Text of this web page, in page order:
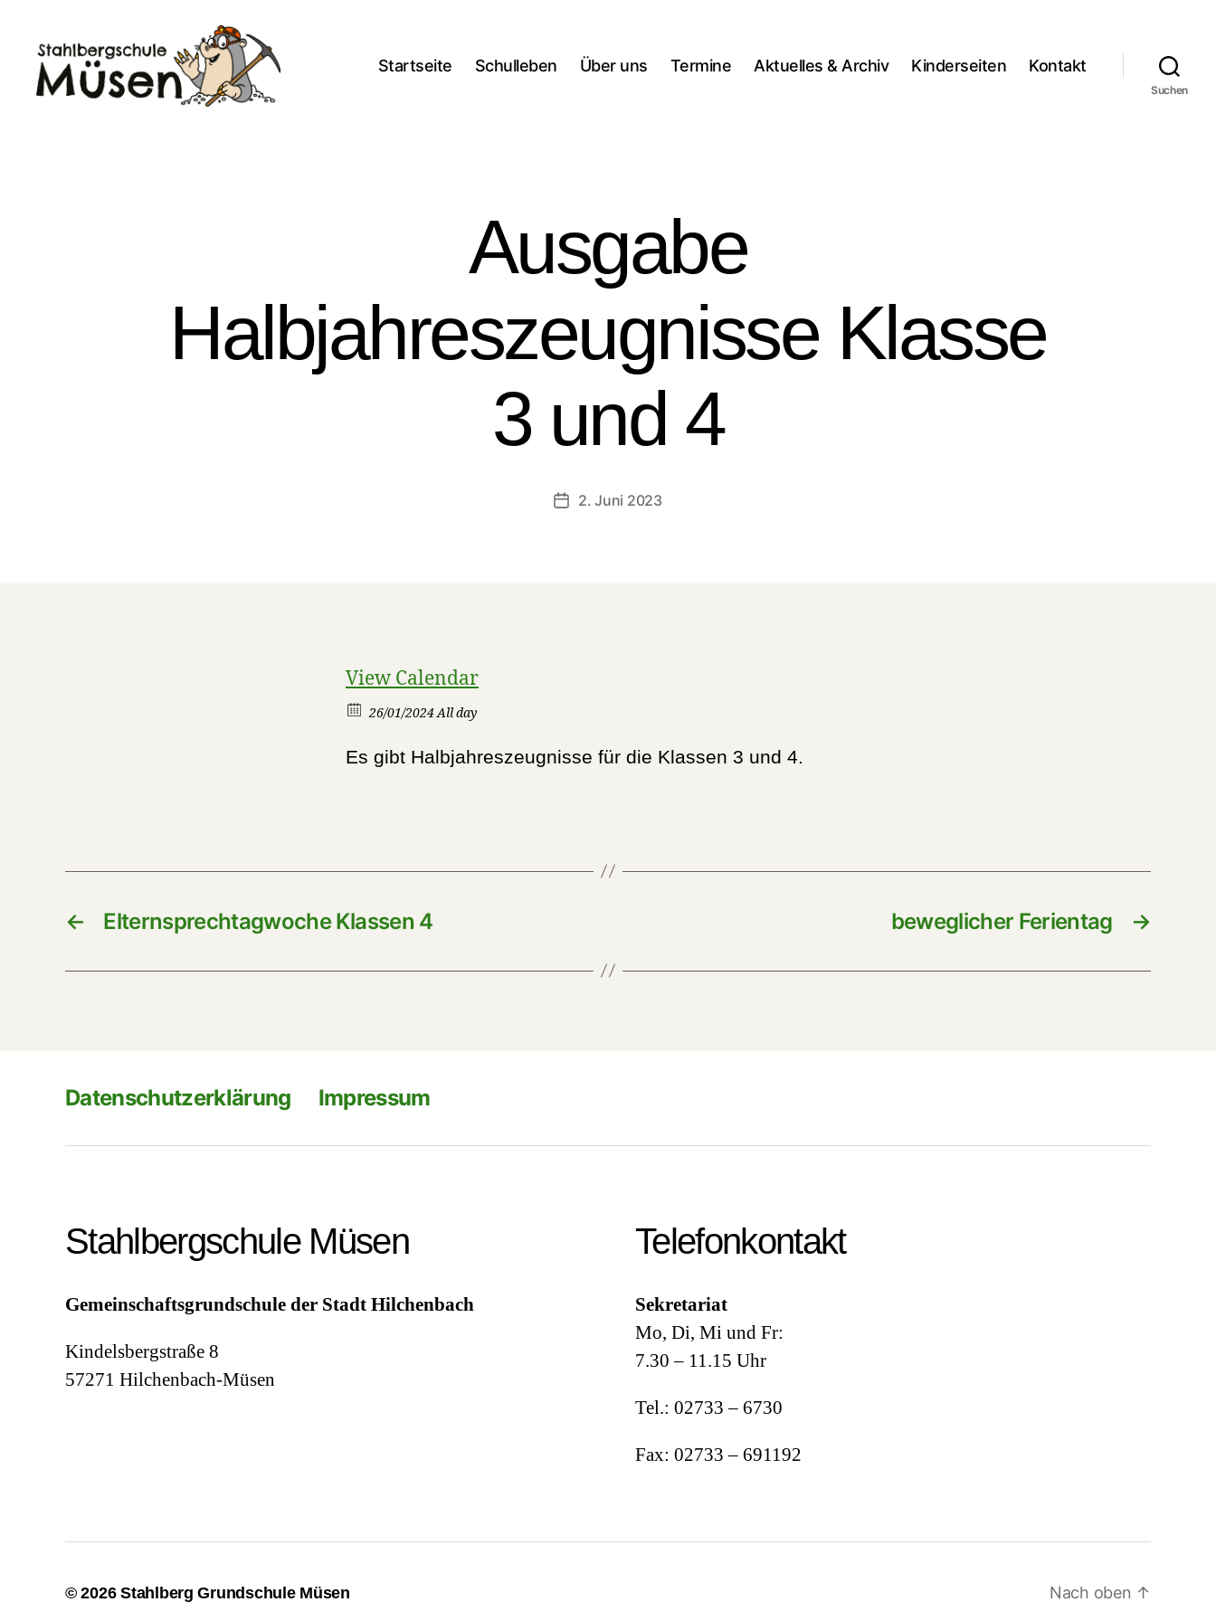
Startseite Schulleben Über uns Termine Aktuelles & Archiv Kinderseiten Kontakt
Suchen
Ausgabe
Halbjahreszeugnisse Klasse
3 und 4
Veröffentlichungsdatum
2. Juni 2023
View Calendar
26/01/2024 All day
Es gibt Halbjahreszeugnisse für die Klassen 3 und 4.
← Elternsprechtagwoche Klassen 4 →
beweglicher Ferientag
Datenschutzerklärung Impressum
Stahlbergschule Müsen
Gemeinschaftsgrundschule der Stadt Hilchenbach
Kindelsbergstraße 8
57271 Hilchenbach-Müsen
Telefonkontakt
Sekretariat
Mo, Di, Mi und Fr:
7.30 – 11.15 Uhr
Tel.: 02733 – 6730
Fax: 02733 – 691192
© 2026Stahlberg Grundschule Müsen Nach oben ↑